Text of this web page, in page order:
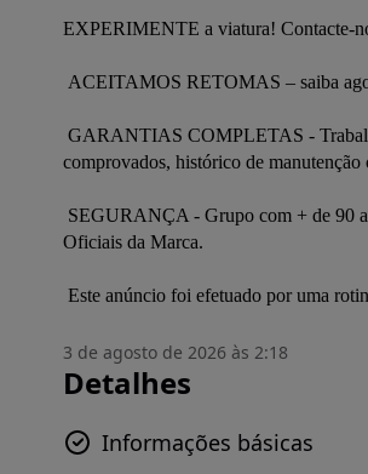
EXPERIMENTE a viatura! Contacte-
comprovados, histórico de
Oficiais da Marca.
Este anúncio foi efetuado por uma
3 de agosto de 2026 às 2:18
Detalhes
Informações básicas